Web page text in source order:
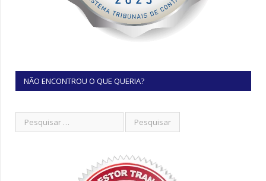
NÃO ENCONTROU O QUE QUERIA?